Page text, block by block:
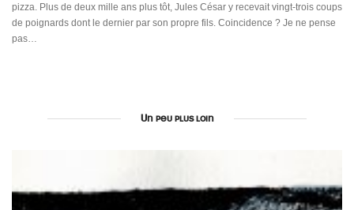
pizza. Plus de deux mille ans plus tôt, Jules César y recevait vingt-trois coups
de poignards dont le dernier par son propre fils. Coincidence ? Je ne pense
pas…
Un peu plus loin